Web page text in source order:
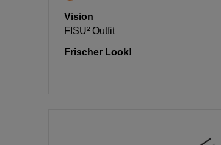
Vision
FISU² Outfit
Frischer Look!